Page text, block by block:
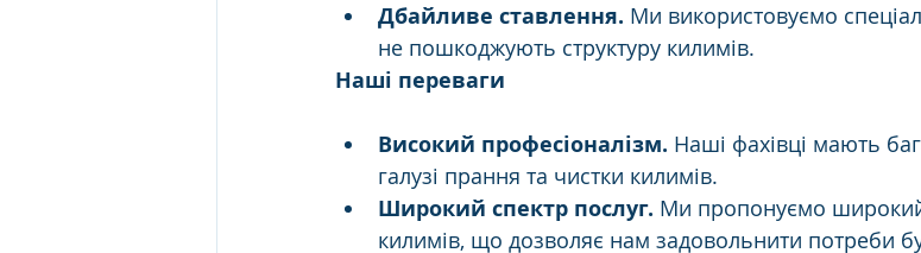
Дбайливе ставлення. Ми використовуємо
не пошкоджують структуру килимів.
Наші переваги
Високий професіоналізм. Наші фахівці мають
галузі прання та чистки килимів.
Широкий спектр послуг. Ми пропонуємо
килимів, що дозволяє нам задовольнити потреби